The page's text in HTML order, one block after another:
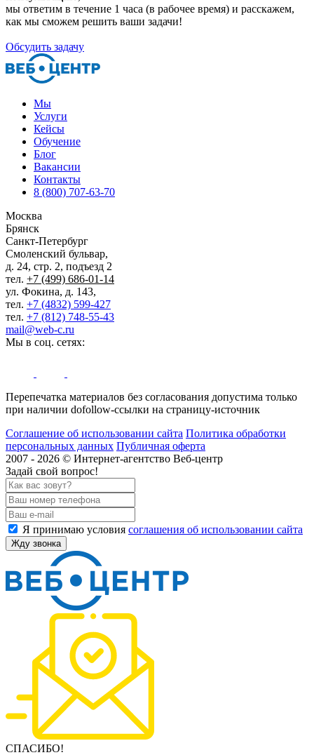
мы ответим в течение 1 часа (в рабочее время) и расскажем,
как мы сможем решить ваши задачи!
Обсудить задачу
Мы
Услуги
Кейсы
Обучение
Блог
Вакансии
Контакты
8 (800) 707-63-70
Москва
Брянск
Санкт-Петербург
Смоленский бульвар,
д. 24, стр. 2, подъезд 2
тел. +7 (499) 686-01-14
ул. Фокина, д. 143,
тел. +7 (4832) 599-427
тел. +7 (812) 748-55-43
mail@web-c.ru
Мы в соц. сетях:
Перепечатка материалов без согласования допустима только
при наличии dofollow-ссылки на страницу-источник
Соглашение об использовании сайта Политика обработки
персональных данных Публичная оферта
2007 - 2026 © Интернет-агентство Веб-центр
Задай свой вопрос!
Я принимаю условия соглашения об использовании сайта
Жду звонка
СПАСИБО!